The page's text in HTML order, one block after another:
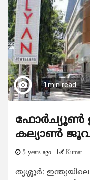
1 min read
ഫോർച്യൂണ്‍
കല്യാണ്‍
5 years ago Kumar
തൃശ്ശൂർ: